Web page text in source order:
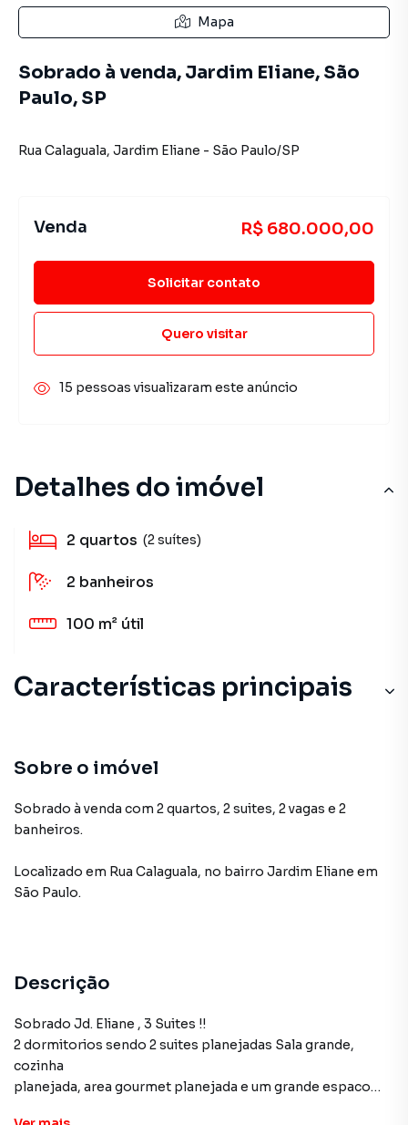
Detalhes do imóvel
2 quartos (2 suítes)
2 banheiros
100 m² útil
Características principais
Sobre o imóvel
Sobrado à venda com 2 quartos, 2 suites, 2 vagas e 2
banheiros.
Localizado em Rua Calaguala, no bairro Jardim Eliane em
São Paulo.
Descrição
Sobrado Jd. Eliane , 3 Suites !!
2 dormitorios sendo 2 suites planejadas Sala grande,
cozinha
planejada, area gourmet planejada e um grande espaco
Mapa
Sobrado à venda, Jardim Eliane, São
Paulo, SP
Rua Calaguala, Jardim Eliane - São Paulo/SP
Venda R$ 680.000,00
Solicitar contato
Quero visitar
15 pessoas visualizaram este anúncio